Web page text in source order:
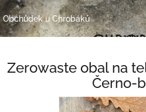
Přejít
na
obsah
Obchůdek u Chrobáků
Zerowaste obal na
Černo-